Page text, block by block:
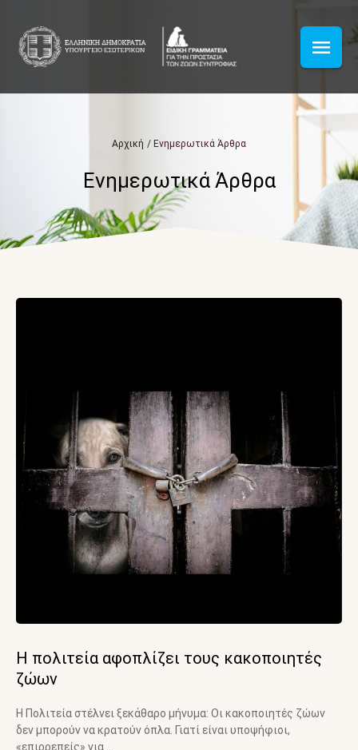
Αρχική / Ενημερωτικά Άρθρα
Ενημερωτικά Άρθρα
Η πολιτεία αφοπλίζει τους κακοποιητές
ζώων
Η Πολιτεία στέλνει ξεκάθαρο μήνυμα: Οι κακοποιητές ζώων
δεν μπορούν να κρατούν όπλα. Γιατί είναι υποψήφιοι,
«επιρρεπείς» για …